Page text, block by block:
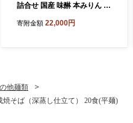
詰合せ 国産 味醂 本みりん 本
022
寄附金額 22,000円
他麺類
そば（深蒸し仕立て） 20食(平麺)